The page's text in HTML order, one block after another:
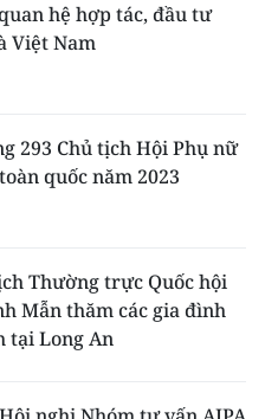
hệ hợp tác, đầu tư
Việt Nam
293 Chủ tịch Hội Phụ nữ
quốc năm 2023
Thường trực Quốc hội
Mẫn thăm các gia đình
tại Long An